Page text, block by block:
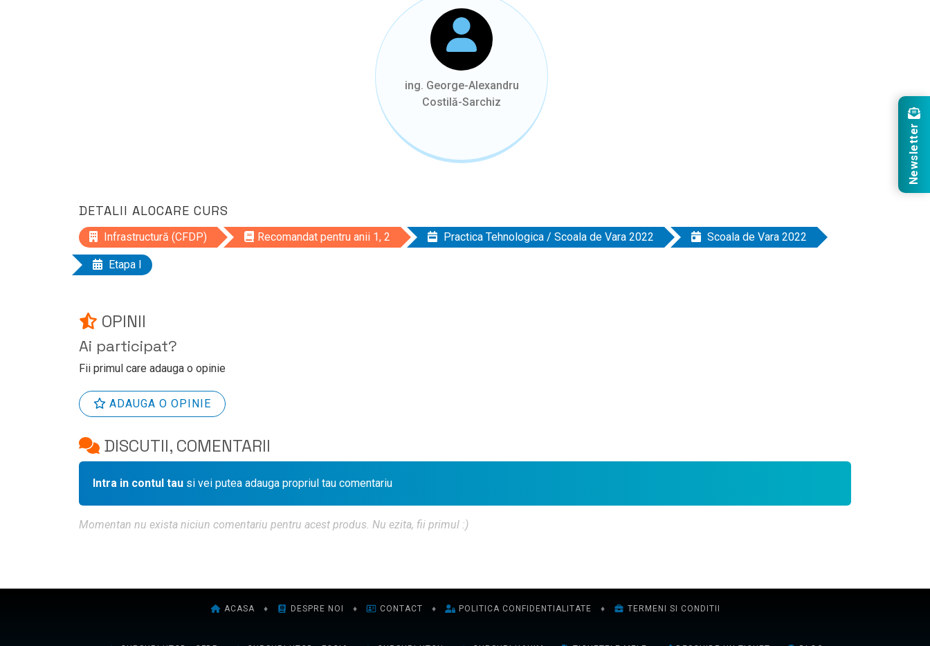
ing. George-Alexandru
Costilă-Sarchiz
DETALII ALOCARE CURS
Infrastructură (CFDP) Recomandat pentru anii 1, 2 Practica Tehnologica / Scoala de Vara 2022 Scoala de Vara 2022
Etapa I
OPINII
Ai participat?
Fii primul care adauga o opinie
ADAUGA O OPINIE
DISCUTII, COMENTARII
Intra in contul tau si vei putea adauga propriul tau comentariu
Momentan nu exista niciun comentariu pentru acest produs. Nu ezita, fii primul :)
ACASA ♦ DESPRE NOI ♦ CONTACT ♦ POLITICA CONFIDENTIALITATE ♦ TERMENI SI CONDITII
Newsletter